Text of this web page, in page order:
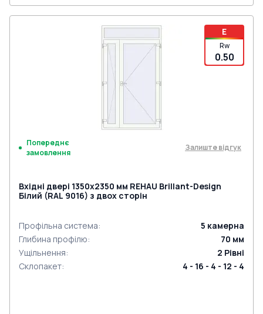
E
Rw
0.50
Попереднє
замовлення
Залиште відгук
Вхідні двері 1350x2350 мм REHAU Brillant-Design
Білий (RAL 9016) з двох сторін
Профільна система: 5 камерна
Глибина профілю: 70 мм
Ущільнення: 2 Рівні
Склопакет: 4 - 16 - 4 - 12 - 4